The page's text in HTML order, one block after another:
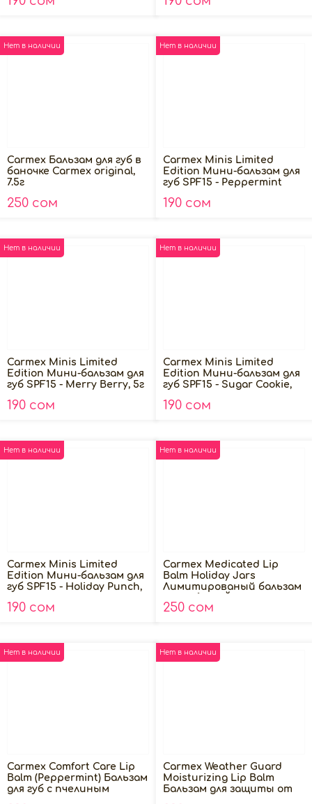
Нет в наличии
Carmex Бальзам для губ в
баночке Carmex original,
7.5г
250 сом
Нет в наличии
Carmex Minis Limited
Edition Мини-бальзам для
губ SPF15 - Peppermint
190 сом
Нет в наличии
Carmex Minis Limited
Edition Мини-бальзам для
губ SPF15 - Merry Berry, 5г
190 сом
Нет в наличии
Carmex Minis Limited
Edition Мини-бальзам для
губ SPF15 - Sugar Cookie,
190 сом
Нет в наличии
Carmex Minis Limited
Edition Мини-бальзам для
губ SPF15 - Holiday Punch,
190 сом
Нет в наличии
Carmex Medicated Lip
Balm Holiday Jars
Лимитированый бальзам
250 сом
Нет в наличии
Carmex Comfort Care Lip
Balm (Peppermint) Бальзам
для губ c пчелиным
Нет в наличии
Carmex Weather Guard
Moisturizing Lip Balm
Бальзам для защиты от